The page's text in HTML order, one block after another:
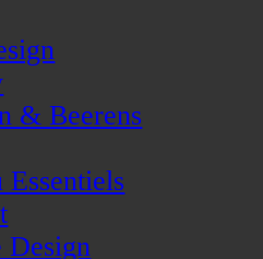
& Beerens
Design